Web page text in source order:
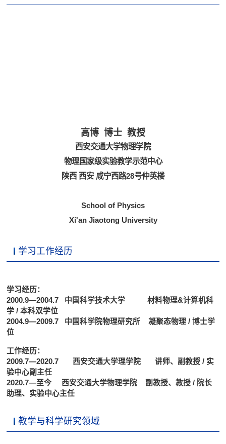
高博 博士 教授
西安交通大学物理学院
物理国家级实验教学示范中心
陕西 西安 咸宁西路28号仲英楼
School of Physics
Xi'an Jiaotong University
学习工作经历
学习经历：
2000.9—2004.7 中国科学技术大学 材料物理&计算机科
学 / 本科双学位
2004.9—2009.7 中国科学院物理研究所 凝聚态物理 / 博士学
位
工作经历：
2009.7—2020.7 西安交通大学理学院 讲师、副教授 / 实
验中心副主任
2020.7—至今 西安交通大学物理学院 副教授、教授 / 院长
助理、实验中心主任
教学与科学研究领域